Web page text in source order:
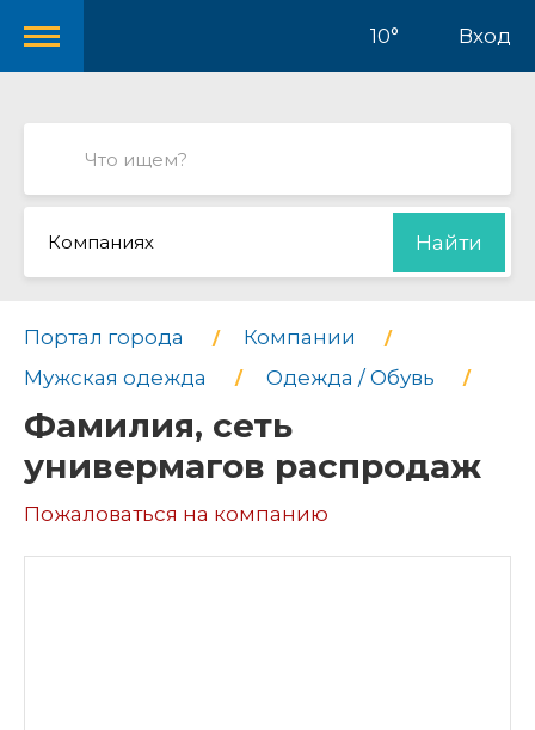
10° Вход
Компаниях Найти
Портал города
Компании
Мужская одежда
Одежда / Обувь
Фамилия, сеть
универмагов распродаж
Пожаловаться на компанию